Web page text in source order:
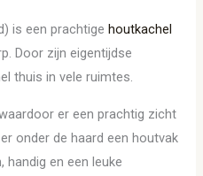
is een prachtigehoutkachel
Door zijn eigentijdse
thuis in vele ruimtes.
er een prachtig zicht
onder de haard een houtvak
handig en een leuke